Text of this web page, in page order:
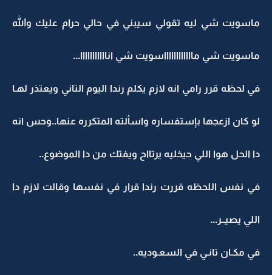
ماسويت شي ليه تقولي سيبني في حالي حرام عليك والله
ماسويت شي مااااااااااااسويت شي انااااااااااا...
في لحظه قرر رامي انه لازم يكلم رندا اليوم التاني ويعتذر لهـا
لو كان ازعجها بإستفساره واسألته المتكرره عنها..وحس انه
دا الحل هوا اللي حيخليه يرتااح ويفتك من دا الموضوع..
في نفس اللحظه قررت رندا قرار في نفسها وقالت لازم دا
اللي يصيــر...
في مكـان تانـي في السعـوديه..